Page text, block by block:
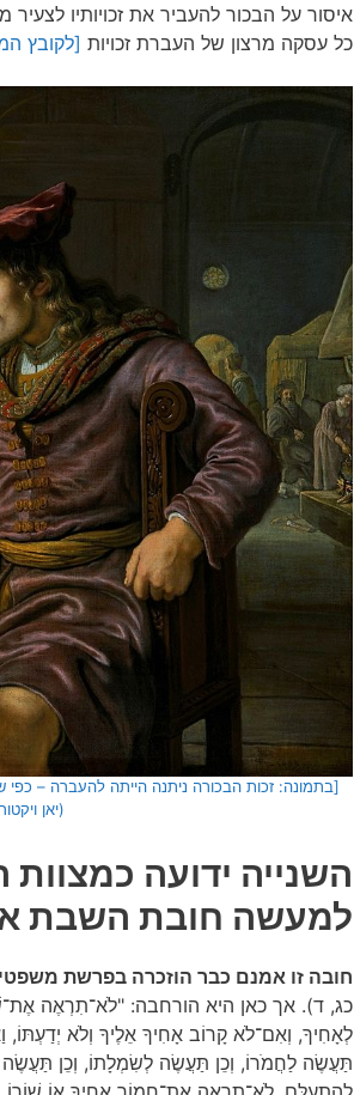
איסור על הבכור להעביר את זכויותיו
כל עסקה מרצון של העברת זכויות [לקובץ
[בתמונה: זכות הבכורה ניתנה הייתה להעברה – כפי
(יאן ויקטור, 1653). התמונה היא נחלת
השנייה ידועה
למעשה חובת השבת
חובה זו אמנם כבר הוזכרה בפרשת
כג, ד). אך כאן היא הורחבה: "לֹא־תִרְאֶה
לְאָחִיךָ, וְאִם־לֹא קָרוֹב אָחִיךָ אֵלֶיךָ וְלֹא
תַּעֲשֶׂה לַחֲמֹרוֹ, וְכֵן תַּעֲשֶׂה לְשִׂמְלָתוֹ, וְכֵן